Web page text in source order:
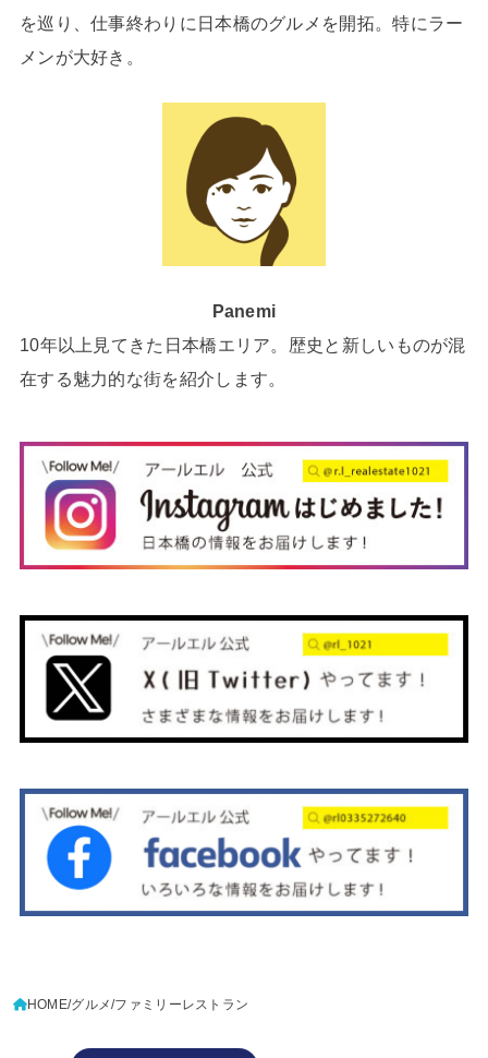
を巡り、仕事終わりに日本橋のグルメを開拓。特にラー
メンが大好き。
Panemi
10年以上見てきた日本橋エリア。歴史と新しいものが混
在する魅力的な街を紹介します。
HOME グルメ ファミリーレストラン